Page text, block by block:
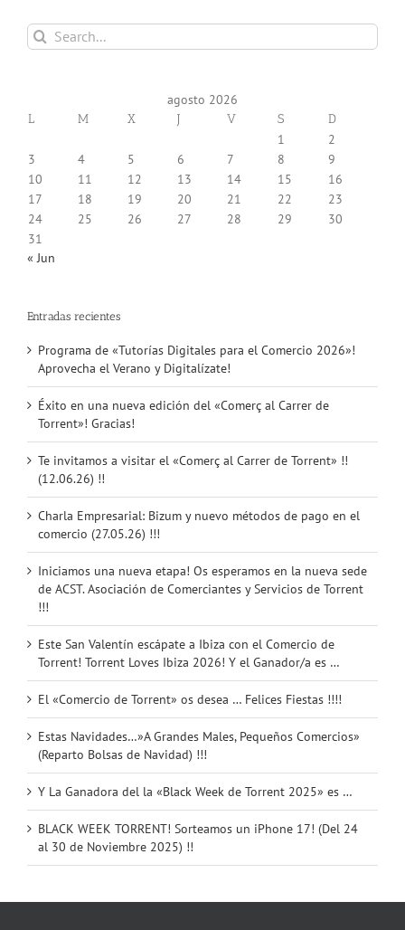
Search
for:
agosto 2026
L M X J V S D
1
2
3
4 5 6 7 8
9
10
11 12 13 14 15
16
17
18 19 20 21 22
23
24
25 26 27 28 29
30
31
« Jun
Entradas recientes
Programa de «Tutorías Digitales para el Comercio 2026»!
Aprovecha el Verano y Digitalízate!
Éxito en una nueva edición del «Comerç al Carrer de
Torrent»! Gracias!
Te invitamos a visitar el «Comerç al Carrer de Torrent» !!
(12.06.26) !!
Charla Empresarial: Bizum y nuevo métodos de pago en el
comercio (27.05.26) !!!
Iniciamos una nueva etapa! Os esperamos en la nueva sede
de ACST. Asociación de Comerciantes y Servicios de Torrent
!!!
Este San Valentín escápate a Ibiza con el Comercio de
Torrent! Torrent Loves Ibiza 2026! Y el Ganador/a es …
El «Comercio de Torrent» os desea … Felices Fiestas !!!!
Estas Navidades…»A Grandes Males, Pequeños Comercios»
(Reparto Bolsas de Navidad) !!!
Y La Ganadora del la «Black Week de Torrent 2025» es …
BLACK WEEK TORRENT! Sorteamos un iPhone 17! (Del 24
al 30 de Noviembre 2025) !!